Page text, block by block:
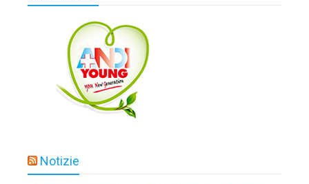
Notizie